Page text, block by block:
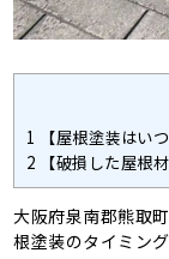
1 【屋根塗装はい
2 【破損した屋根
大阪府泉南郡熊取
根塗装のタイミン